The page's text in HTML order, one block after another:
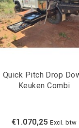
Quick Pitch Drop
Keuken Combi
€1.070,25 Excl. btw